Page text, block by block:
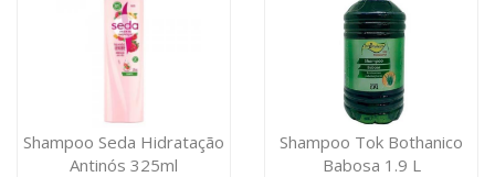
Shampoo Seda Hidratação
Antinós 325ml
Shampoo Tok Bothanico
Babosa 1.9 L